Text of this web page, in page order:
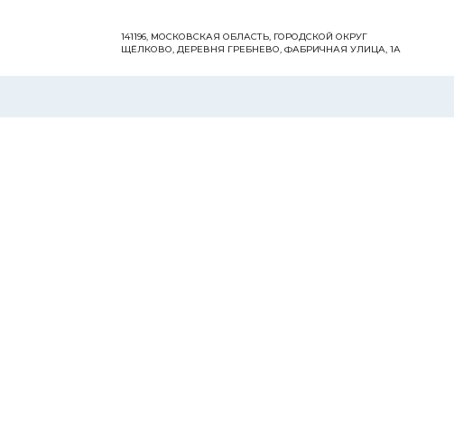
141196, МОСКОВСКАЯ ОБЛАСТЬ, ГОРОДСКОЙ ОКРУГ
ЩЁЛКОВО, ДЕРЕВНЯ ГРЕБНЕВО, ФАБРИЧНАЯ УЛИЦА, 1А